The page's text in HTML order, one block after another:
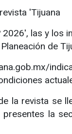
'Tijuana
2026', las y los
de
la revista se
presentes la